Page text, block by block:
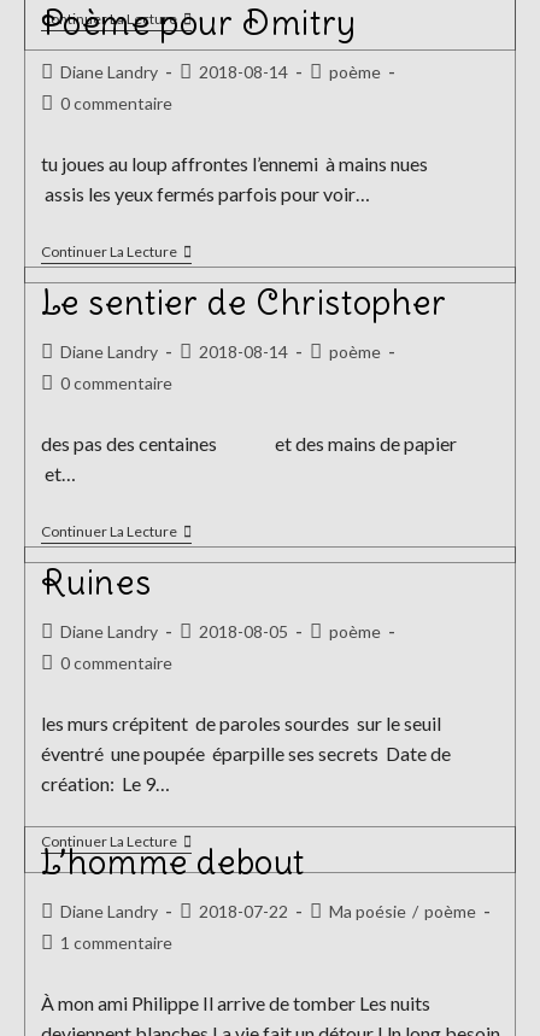
Continuer La LectureMécaniques
Des
Heures
Passées
Poème pour Dmitry
Auteur/autrice
de
Diane Landry
Publication
2018-08-14
Postpoème
Commentaires
publication :
0 commentaire
tu joues au loup affrontes l’ennemi à mains nues
assis les yeux fermés parfois pour voir…
Continuer La LecturePoème
Pour
Dmitry
Le sentier de Christopher
Auteur/autrice
de
Diane Landry
Publication
2018-08-14
Postpoème
Commentaires
publication :
0 commentaire
des pas des centaines et des mains de papier
et…
Continuer La LectureLe
Sentier
De
Ruines
Auteur/autrice
de
Diane Landry
Publication
2018-08-05
Postpoème
Commentaires
publication :
0 commentaire
les murs crépitent de paroles sourdes sur le seuil
éventré une poupée éparpille ses secrets Date de
création: Le 9…
Continuer La LectureRuines
L’homme debout
Auteur/autrice
de
Diane Landry
Publication
2018-07-22
PostMa poésie / poème
Commentaires
la
publication :
1 commentaire
À mon ami Philippe Il arrive de tomber Les nuits